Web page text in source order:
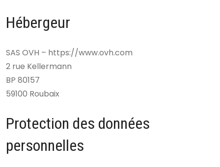
Hébergeur
SAS OVH – https://www.ovh.com
2 rue Kellermann
BP 80157
59100 Roubaix
Protection des données
personnelles